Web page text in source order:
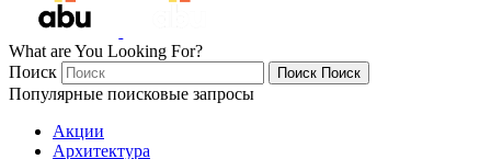
What are You Looking For?
Поиск
Поиск Поиск
Популярные поисковые запросы
Акции
Архитектура